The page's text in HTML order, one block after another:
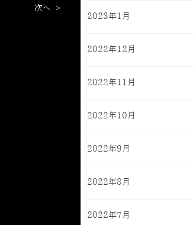
次へ >
2023年1月
2022年12月
2022年11月
2022年10月
2022年9月
2022年8月
2022年7月